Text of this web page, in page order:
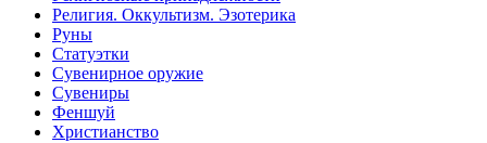
Религия. Оккультизм. Эзотерика
Руны
Статуэтки
Сувенирное оружие
Сувениры
Феншуй
Христианство